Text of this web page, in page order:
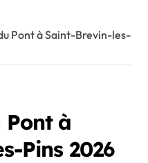
Pont à Saint-Brevin-les-
Pont à
Pins 2026